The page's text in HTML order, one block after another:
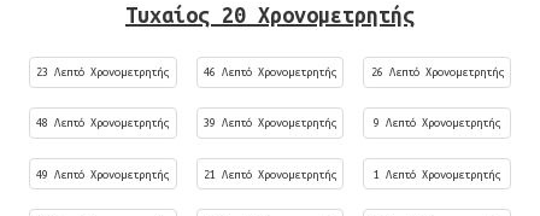
Τυχαίος 20 Χρονομετρητής
23 Λεπτό Χρονομετρητής 46 Λεπτό Χρονομετρητής 26 Λεπτό Χρονομετρητής
48 Λεπτό Χρονομετρητής 39 Λεπτό Χρονομετρητής 9 Λεπτό Χρονομετρητής
49 Λεπτό Χρονομετρητής 21 Λεπτό Χρονομετρητής 1 Λεπτό Χρονομετρητής